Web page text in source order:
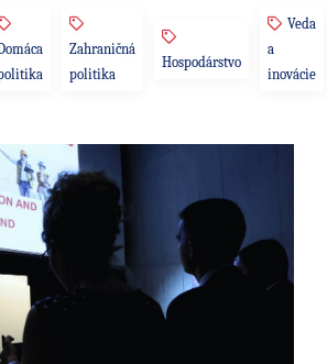
Zahraničná
politika
Hospodárstvo
Veda
a
inovácie